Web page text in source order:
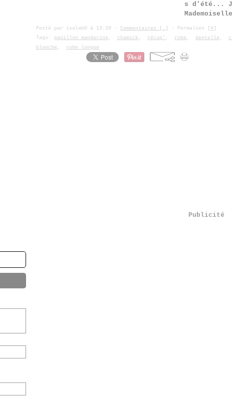
s d'été...
Posté par isalabO à 13:20 - Commentaires [ ] - Permalien [ # ]
Tags: papillon mandarine , chamick , récup' , robe , dentelle ,
blanche , robe longue
Publicité